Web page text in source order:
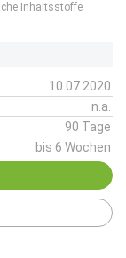
Inhaltsstoffe
10.07.2020
n.a.
90 Tage
bis 6 Wochen